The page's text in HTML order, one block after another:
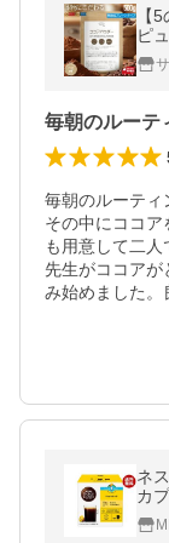
【
ピ
カ
毎朝のルーティ
その中にココア
も用意して二
先生がココア
み始めました。
ネ
カ
入